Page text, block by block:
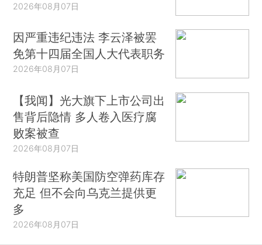
2026年08月07日
因严重违纪违法 李云泽被罢
免第十四届全国人大代表职务
2026年08月07日
【我闻】光大旗下上市公司出
售背后隐情 多人卷入医疗腐
败案被查
2026年08月07日
特朗普坚称美国防空弹药库存
充足 但不会向乌克兰提供更
多
2026年08月07日